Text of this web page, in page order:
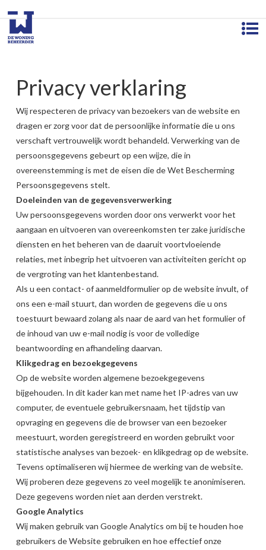
Privacy verklaring
Wij respecteren de privacy van bezoekers van de website en
dragen er zorg voor dat de persoonlijke informatie die u ons
verschaft vertrouwelijk wordt behandeld. Verwerking van de
persoonsgegevens gebeurt op een wijze, die in
overeenstemming is met de eisen die de Wet Bescherming
Persoonsgegevens stelt.
Doeleinden van de gegevensverwerking
Uw persoonsgegevens worden door ons verwerkt voor het
aangaan en uitvoeren van overeenkomsten ter zake juridische
diensten en het beheren van de daaruit voortvloeiende
relaties, met inbegrip het uitvoeren van activiteiten gericht op
de vergroting van het klantenbestand.
Als u een contact- of aanmeldformulier op de website invult, of
ons een e-mail stuurt, dan worden de gegevens die u ons
toestuurt bewaard zolang als naar de aard van het formulier of
de inhoud van uw e-mail nodig is voor de volledige
beantwoording en afhandeling daarvan.
Klikgedrag en bezoekgegevens
Op de website worden algemene bezoekgegevens
bijgehouden. In dit kader kan met name het IP-adres van uw
computer, de eventuele gebruikersnaam, het tijdstip van
opvraging en gegevens die de browser van een bezoeker
meestuurt, worden geregistreerd en worden gebruikt voor
statistische analyses van bezoek- en klikgedrag op de website.
Tevens optimaliseren wij hiermee de werking van de website.
Wij proberen deze gegevens zo veel mogelijk te anonimiseren.
Deze gegevens worden niet aan derden verstrekt.
Google Analytics
Wij maken gebruik van Google Analytics om bij te houden hoe
gebruikers de Website gebruiken en hoe effectief onze